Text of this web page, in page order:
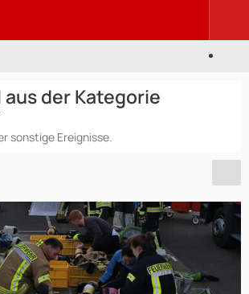
der Kategorie
sonstige Ereignisse.